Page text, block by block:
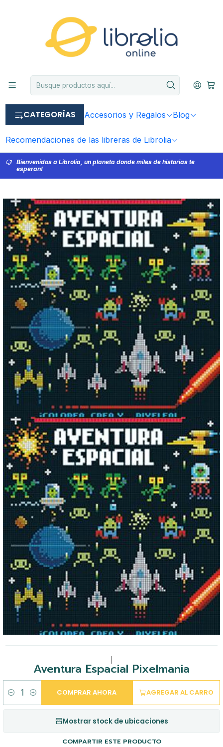
CATEGORÍAS Accesorios y Regalos Blog
Recomendaciones de las libreras de Librolia
Bienvenidos a Librolia, un planeta donde miles de historias te
esperan!
Aventura Espacial Pixelmania
Cantidad
AGREGAR AL CARRO
COMPRAR AHORA
Mostrar stock de ubicaciones
COMPARTIR ESTE PRODUCTO